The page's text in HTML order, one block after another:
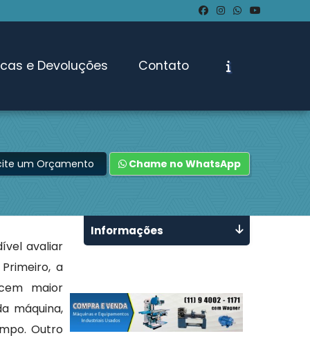
e Devoluções Contato
um Orçamento Chame no WhatsApp
avaliar
a
maior
máquina,
Outro
Informações